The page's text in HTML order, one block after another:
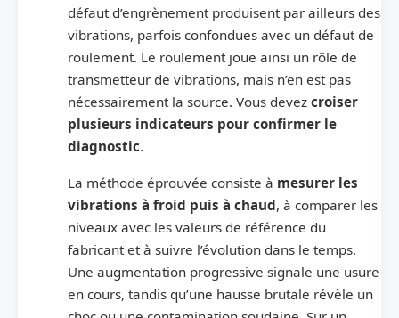
défaut d’engrènement produisent par ailleurs des
vibrations, parfois confondues avec un défaut de
roulement. Le roulement joue ainsi un rôle de
transmetteur de vibrations, mais n’en est pas
nécessairement la source. Vous devez croiser
plusieurs indicateurs pour confirmer le
diagnostic.
La méthode éprouvée consiste à mesurer les
vibrations à froid puis à chaud, à comparer les
niveaux avec les valeurs de référence du
fabricant et à suivre l’évolution dans le temps.
Une augmentation progressive signale une usure
en cours, tandis qu’une hausse brutale révèle un